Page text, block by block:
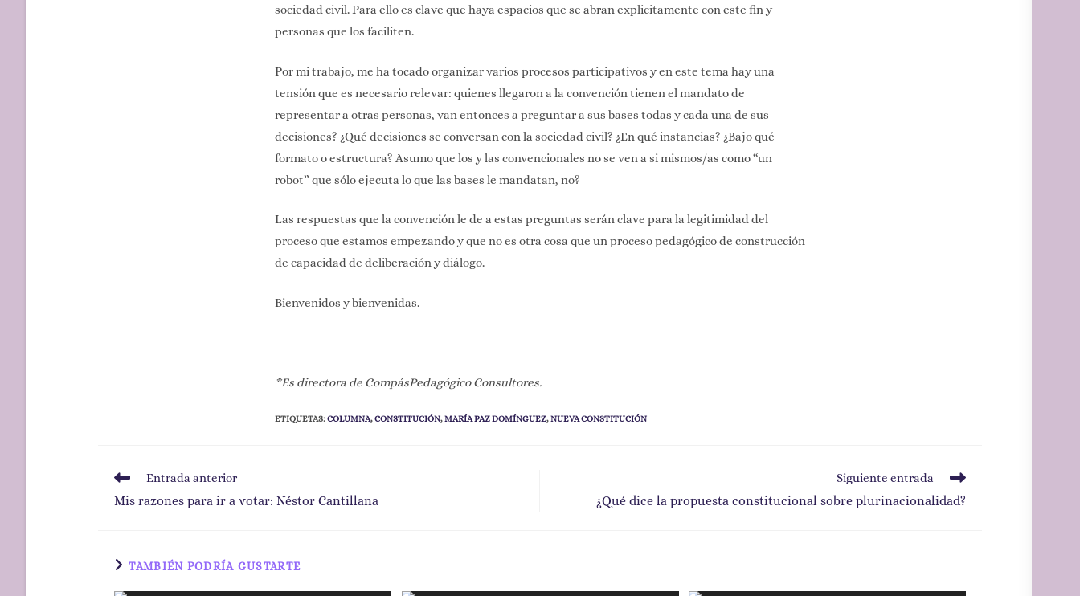
sociedad civil. Para ello es clave que haya espacios que se abran explicitamente con este fin y
personas que los faciliten.
Por mi trabajo, me ha tocado organizar varios procesos participativos y en este tema hay una
tensión que es necesario relevar: quienes llegaron a la convención tienen el mandato de
representar a otras personas, van entonces a preguntar a sus bases todas y cada una de sus
decisiones? ¿Qué decisiones se conversan con la sociedad civil? ¿En qué instancias? ¿Bajo qué
formato o estructura? Asumo que los y las convencionales no se ven a si mismos/as como “un
robot” que sólo ejecuta lo que las bases le mandatan, no?
Las respuestas que la convención le de a estas preguntas serán clave para la legitimidad del
proceso que estamos empezando y que no es otra cosa que un proceso pedagógico de construcción
de capacidad de deliberación y diálogo.
Bienvenidos y bienvenidas.
*Es directora de CompásPedagógico Consultores.
ETIQUETAS:COLUMNA,CONSTITUCIÓN,MARÍA PAZ DOMÍNGUEZ,NUEVA CONSTITUCIÓN
Entrada anterior
Mis razones para ir a votar: Néstor Cantillana
Siguiente entrada
¿Qué dice la propuesta constitucional sobre plurinacionalidad?
TAMBIÉN PODRÍA GUSTARTE